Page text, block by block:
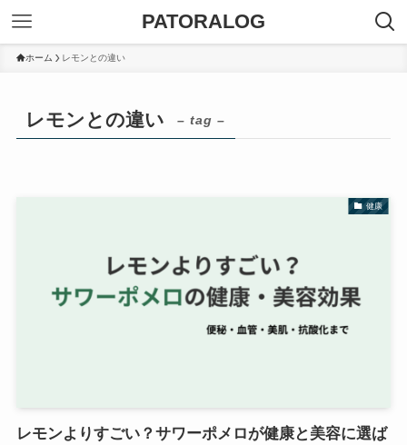
PATORALOG
ホーム レモンとの違い
レモンとの違い – tag –
健康
レモンよりすごい？サワーポメロが健康と美容に選ば